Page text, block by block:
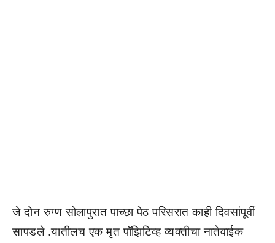
जे दोन रुग्ण सोलापुरात पाच्छा पेठ परिसरात काही दिवसांपूर्वी
सापडले .यातीलच एक मृत पॉझिटिव्ह व्यक्तीचा नातेवाईक